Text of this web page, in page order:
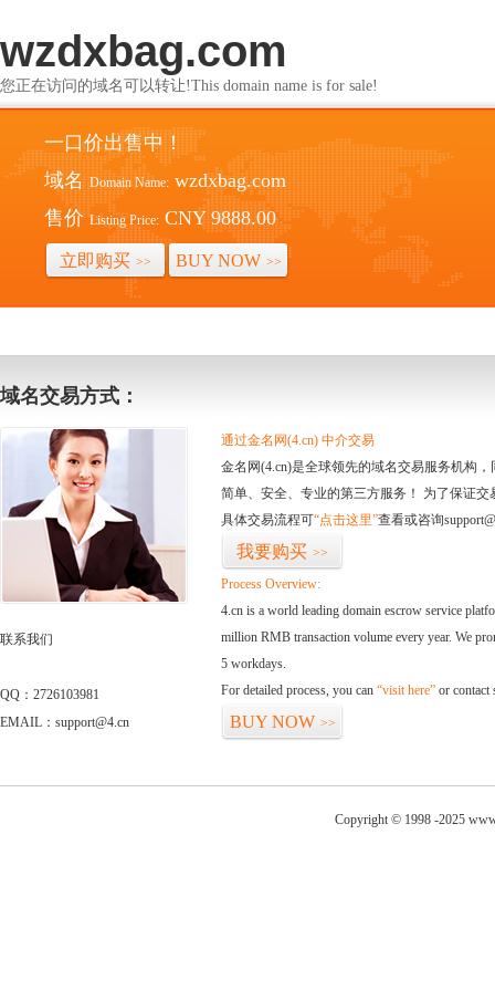
wzdxbag.com
您正在访问的域名可以转让!This domain name is for sale!
一口价出售中！
域名 Domain Name: wzdxbag.com
售价 Listing Price: CNY 9888.00
立即购买 >> BUY NOW >>
域名交易方式：
联系我们
QQ：2726103981
EMAIL：support@4.cn
通过金名网(4.cn) 中介交易
金名网(4.cn)是全球领先的域名交易服务机构
简单、安全、专业的第三方服务！ 为了保证
具体交易流程可“点击这里”查看或咨询
我要购买 >>
Process Overview:
4.cn is a world leading domain escrow service
million RMB transaction volume every year. We
5 workdays.
For detailed process, you can “visit here” or contact
BUY NOW >>
Copyright © 1998 -2025